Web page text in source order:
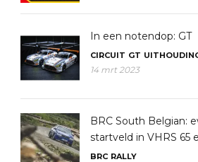
In een notendop: GT
CIRCUIT GT
14 mrt 2023
BRC South Belgian:
startveld in VHRS 65
BRC RALLY